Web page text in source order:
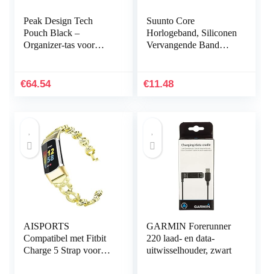
Peak Design Tech
Pouch Black –
Organizer-tas voor
€64.54
Suunto Core
Horlogeband, Siliconen
Vervangende Band
Horlogeband
€11.48
AISPORTS
Compatibel met Fitbit
Charge 5 Strap voor
GARMIN Forerunner
220 laad- en data-
uitwisselhouder, zwart